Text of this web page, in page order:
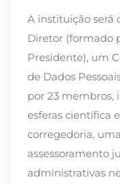
A instituição será
Diretor (formado
Presidente), um
de Dados
por 23 membros,
esferas científica
corregedoria,
assessoramento
administrativas